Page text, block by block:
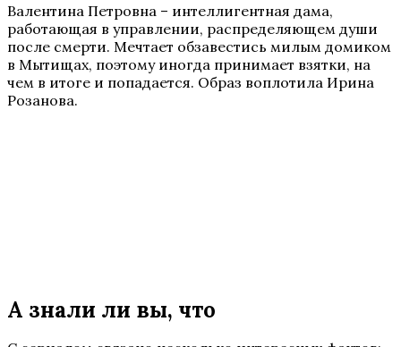
Валентина Петровна – интеллигентная дама,
работающая в управлении, распределяющем души
после смерти. Мечтает обзавестись милым домиком
в Мытищах, поэтому иногда принимает взятки, на
чем в итоге и попадается. Образ воплотила Ирина
Розанова.
А знали ли вы, что